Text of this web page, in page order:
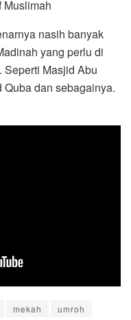
Muslimah
nasih banyak
yang perlu di
Seperti Masjid Abu
dan sebagainya.
mekah umroh